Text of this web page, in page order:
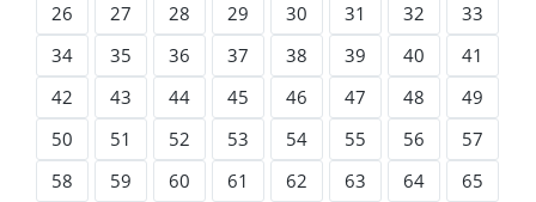
26
27 28 29 30 31 32
33
34
35 36 37 38 39 40
41
42
43 44 45 46 47 48
49
50
51 52 53 54 55 56
57
58
59 60 61 62 63 64
65